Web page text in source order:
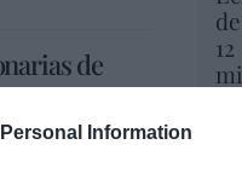
Information
de
cadenas